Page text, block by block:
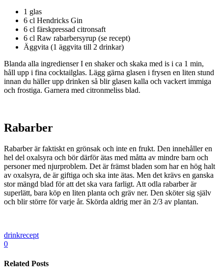
1 glas
6 cl Hendricks Gin
6 cl färskpressad citronsaft
6 cl Raw rabarbersyrup (se recept)
Äggvita (1 äggvita till 2 drinkar)
Blanda alla ingredienser I en shaker och skaka med is i ca 1 min,
håll upp i fina cocktailglas. Lägg gärna glasen i frysen en liten stund
innan du häller upp drinken så blir glasen kalla och vackert immiga
och frostiga. Garnera med citronmeliss blad.
Rabarber
Rabarber är faktiskt en grönsak och inte en frukt. Den innehåller en
hel del oxalsyra och bör därför ätas med måtta av mindre barn och
personer med njurproblem. Det är främst bladen som har en hög halt
av oxalsyra, de är giftiga och ska inte ätas. Men det krävs en ganska
stor mängd blad för att det ska vara farligt. Att odla rabarber är
superlätt, bara köp en liten planta och gräv ner. Den sköter sig själv
och blir större för varje år. Skörda aldrig mer än 2/3 av plantan.
drinkrecept
0
Related Posts